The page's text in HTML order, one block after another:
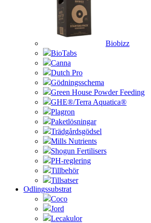
Biobizz
BioTabs
Canna
Dutch Pro
Gödningsschema
Green House Powder Feeding
GHE®/Terra Aquatica®
Plagron
Paketlösningar
Trädgårdsgödsel
Mills Nutrients
Shogun Fertilisers
PH-reglering
Tillbehör
Tillsatser
Odlingssubstrat
Coco
Jord
Lecakulor